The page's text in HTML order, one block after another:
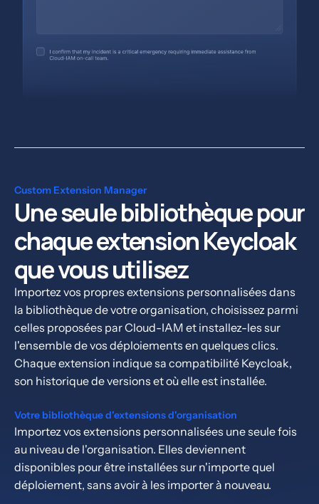
Custom Extension Manager
Une seule bibliothèque pour
chaque extension Keycloak
que vous utilisez
Importez vos propres extensions personnalisées dans
la bibliothèque de votre organisation, choisissez parmi
celles proposées par Cloud-IAM et installez-les sur
l'ensemble de vos déploiements en quelques clics.
Chaque extension indique sa compatibilité Keycloak,
son historique de versions et où elle est installée.
Votre bibliothèque d'extensions d'organisation
Importez vos extensions personnalisées une seule fois
au niveau de l'organisation. Elles deviennent
disponibles pour être installées sur n'importe quel
déploiement, sans avoir à les importer à nouveau.